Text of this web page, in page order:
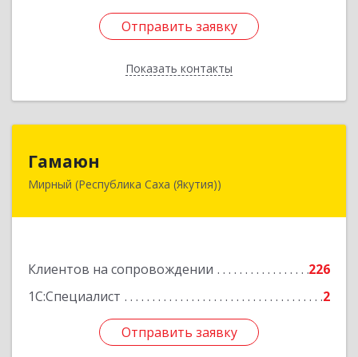
Отправить заявку
Показать контакты
Отправить заявку
Назад
Гамаюн
Мирный (Республика Саха (Якутия))
Клиентов на сопровождении
226
1С:Специалист
2
Отправить заявку
678170, Саха /Якутия/ Респ, Мирнинский у,
Подробнее
Отправить заявку